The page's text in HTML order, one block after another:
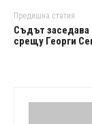
Предишна статия
Съдът заседава
срещу Георги